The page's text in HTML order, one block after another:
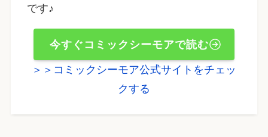
です♪
今すぐコミックシーモアで読む
＞＞コミックシーモア公式サイトをチェッ
クする